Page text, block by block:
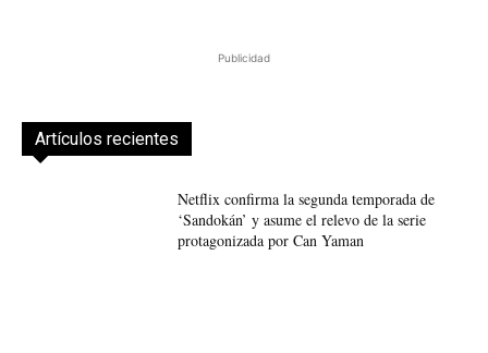
Publicidad
Artículos recientes
Netflix confirma la segunda temporada de
‘Sandokán’ y asume el relevo de la serie
protagonizada por Can Yaman